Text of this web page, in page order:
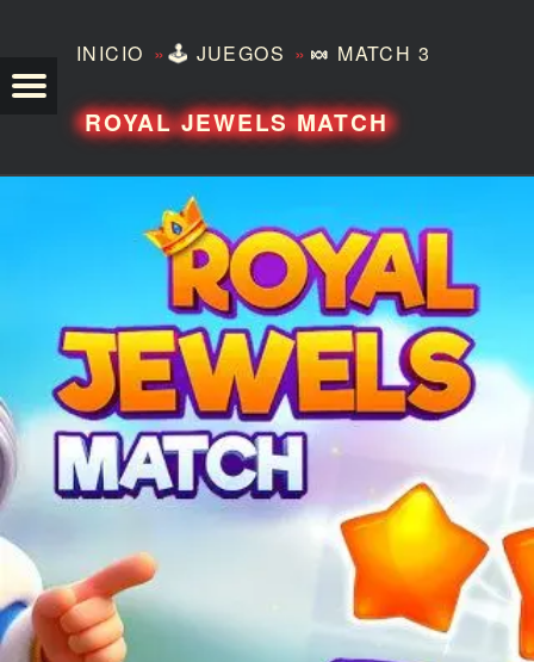
INICIO »🕹️ JUEGOS » 🍬 MATCH 3
ROYAL JEWELS MATCH